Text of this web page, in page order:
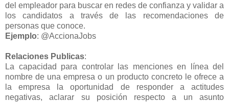
del empleador para buscar en redes de confianza y validar a
los candidatos a través de las recomendaciones de
personas que conoce.
Ejemplo: @AccionaJobs
Relaciones Publicas:
La capacidad para controlar las menciones en línea del
nombre de una empresa o un producto concreto le ofrece a
la empresa la oportunidad de responder a actitudes
negativas, aclarar su posición respecto a un asunto